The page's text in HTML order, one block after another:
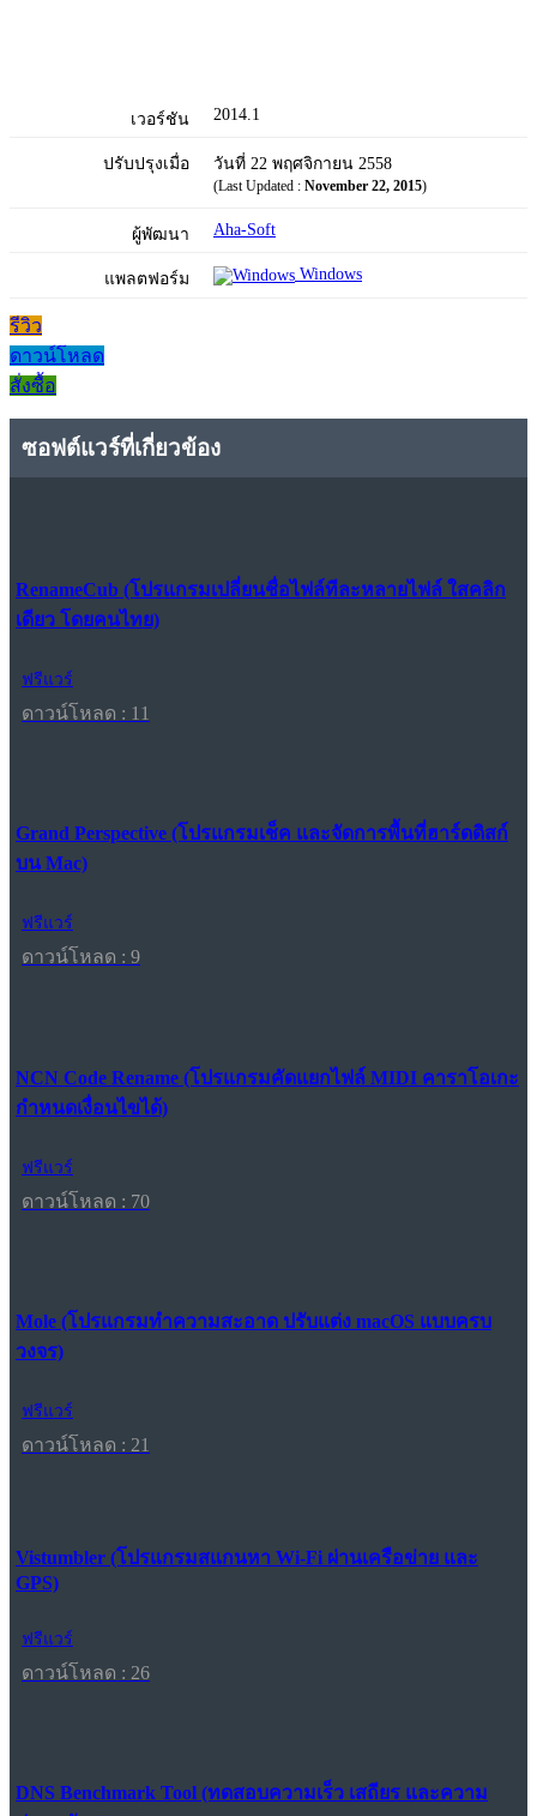
เวอร์ชัน 2014.1
ปรับปรุงเมื่อ วันที่ 22 พฤศจิกายน 2558
(Last Updated : November 22, 2015)
ผู้พัฒนา Aha-Soft
แพลตฟอร์ม Windows
รีวิว
ดาวน์โหลด
สั่งซื้อ
ซอฟต์แวร์ที่เกี่ยวข้อง
RenameCub (โปรแกรมเปลี่ยนชื่อไฟล์ทีละหลายไฟล์ ใสคลิก
เดียว โดยคนไทย)
ฟรีแวร์
ดาวน์โหลด : 11
Grand Perspective (โปรแกรมเช็ค และจัดการพื้นที่ฮาร์ดดิสก์
บน Mac)
ฟรีแวร์
ดาวน์โหลด : 9
NCN Code Rename (โปรแกรมคัดแยกไฟล์ MIDI คาราโอเกะ
กำหนดเงื่อนไขได้)
ฟรีแวร์
ดาวน์โหลด : 70
Mole (โปรแกรมทำความสะอาด ปรับแต่ง macOS แบบครบ
วงจร)
ฟรีแวร์
ดาวน์โหลด : 21
Vistumbler (โปรแกรมสแกนหา Wi-Fi ผ่านเครือข่าย และ
GPS)
ฟรีแวร์
ดาวน์โหลด : 26
DNS Benchmark Tool (ทดสอบความเร็ว เสถียร และความ